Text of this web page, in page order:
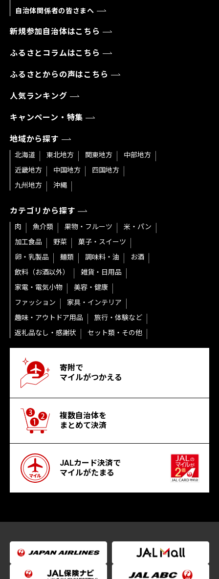
自治体関係者の皆さまへ
新規参加自治体はこちら
ふるさとコラムはこちら
ふるさとからの声はこちら
人気ランキング
キャンペーン・特集
地域から探す
北海道 東北地方 関東地方
中部地方
近畿地方
中国地方
四国地方
九州地方
沖縄
カテゴリから探す
肉 魚介類 果物・フルーツ
米・パン
加工食品
野菜
菓子・スイーツ
卵・乳製品
麺類 調味料・油
お酒
飲料（お酒以外）
雑貨・日用品
家電・電気小物
美容・健康
ファッション
家具・インテリア
趣味・アウトドア用品
旅行・体験など
返礼品なし・感謝状
セット類・その他
寄附で
マイルがつかえる
複数自治体を
まとめて決済
JALカード決済で
マイルがたまる